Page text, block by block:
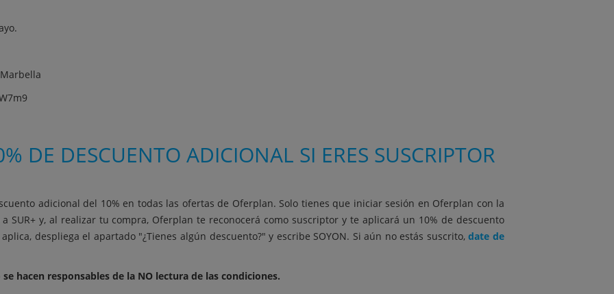
DE DESCUENTO ADICIONAL SI ERES SUSCRIPTOR
adicional del 10% en todas las ofertas de Oferplan. Solo tienes que iniciar sesión en Oferplan con la
SUR+ y, al realizar tu compra, Oferplan te reconocerá como suscriptor y te aplicará un 10% de descuento
despliega el apartado "¿Tienes algún descuento?" y escribe SOYON. Si aún no estás suscrito,date de
hacen responsables de la NO lectura de las condiciones.